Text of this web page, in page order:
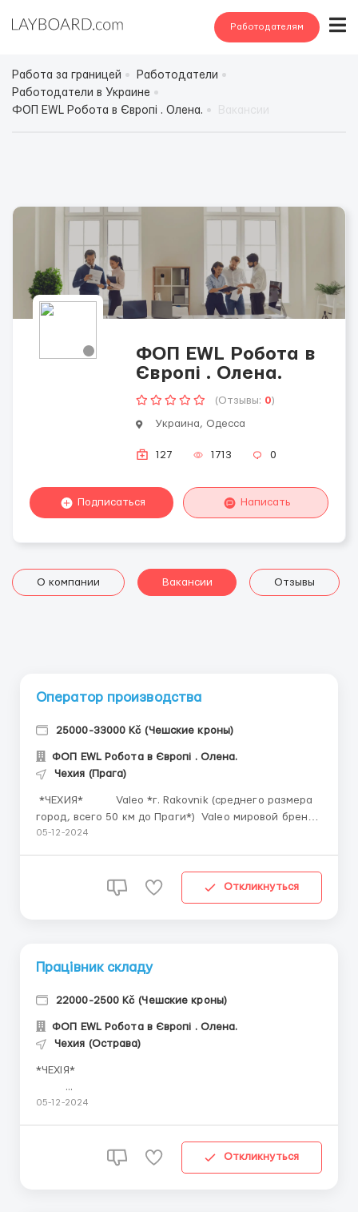
Работодателям
Работа за границей
Работодатели
Работодатели в Украине
ФОП EWL Робота в Європі . Олена.
ФОП EWL Робота в
Європі . Олена.
(Отзывы: 0)
Украина, Одесса
127 1713 0
Подписаться Написать
О компании Вакансии Отзывы
Оператор производства
25000-33000 Kč (Чешские кроны)
ФОП EWL Робота в Європі . Олена.
Чехия (Прага)
*ЧЕХИЯ* Valeo *г. Rakovnik (среднего размера
город, всего 50 км до Праги*) Valeo мировой бренд
со сферы автомотив, который производит
05-12-2024
Откликнуться
Працівник складу
22000-2500 Kč (Чешские кроны)
ФОП EWL Робота в Європі . Олена.
Чехия (Острава)
*ЧЕХІЯ*
...
05-12-2024
Откликнуться